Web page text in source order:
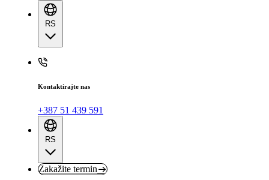
RS
Kontaktirajte nas
+387 51 439 591
RS
Zakažite termin